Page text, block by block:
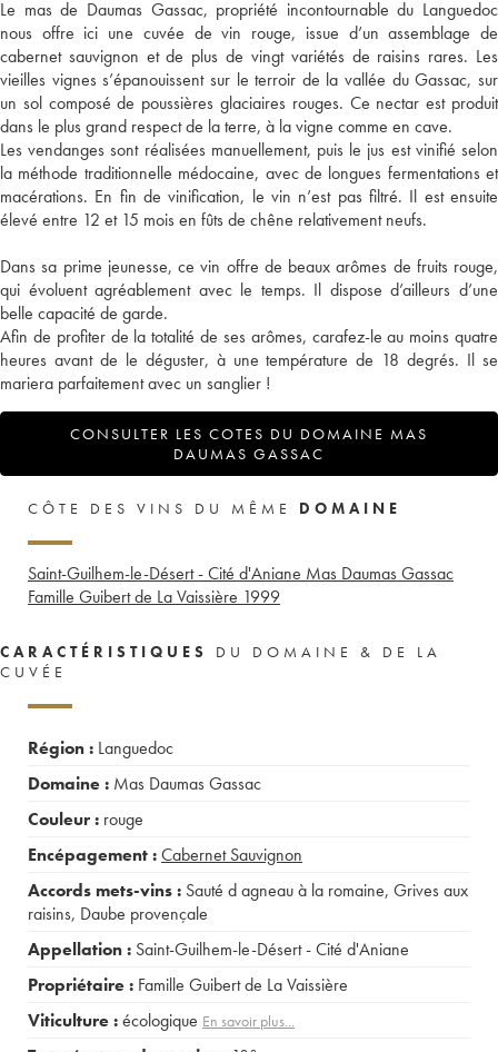
Le mas de Daumas Gassac, propriété incontournable du Languedoc
nous offre ici une cuvée de vin rouge, issue d’un assemblage de
cabernet sauvignon et de plus de vingt variétés de raisins rares. Les
vieilles vignes s’épanouissent sur le terroir de la vallée du Gassac, sur
un sol composé de poussières glaciaires rouges. Ce nectar est produit
dans le plus grand respect de la terre, à la vigne comme en cave.
Les vendanges sont réalisées manuellement, puis le jus est vinifié selon
la méthode traditionnelle médocaine, avec de longues fermentations et
macérations. En fin de vinification, le vin n’est pas filtré. Il est ensuite
élevé entre 12 et 15 mois en fûts de chêne relativement neufs.
Dans sa prime jeunesse, ce vin offre de beaux arômes de fruits rouge,
qui évoluent agréablement avec le temps. Il dispose d’ailleurs d’une
belle capacité de garde.
Afin de profiter de la totalité de ses arômes, carafez-le au moins quatre
heures avant de le déguster, à une température de 18 degrés. Il se
mariera parfaitement avec un sanglier !
CONSULTER LES COTES DU DOMAINE MAS
DAUMAS GASSAC
CÔTE DES VINS DU MÊME DOMAINE
Saint-Guilhem-le-Désert - Cité d'Aniane Mas Daumas Gassac
Famille Guibert de La Vaissière 1999
CARACTÉRISTIQUES
DU DOMAINE & DE LA
CUVÉE
Région : Languedoc
Domaine : Mas Daumas Gassac
Couleur : rouge
Encépagement :Cabernet Sauvignon
Accords mets-vins : Sauté d agneau à la romaine, Grives aux
raisins, Daube provençale
Appellation : Saint-Guilhem-le-Désert - Cité d'Aniane
Propriétaire : Famille Guibert de La Vaissière
Viticulture :écologique En savoir plus...